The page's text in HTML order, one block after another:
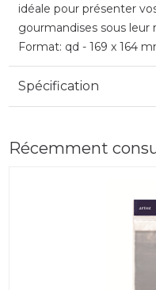
idéale pour présenter
gourmandises sous
Format: qd - 169 x 164
Spécification
Récemment